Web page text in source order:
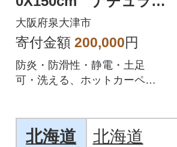
ル 1枚 700044000
大阪府泉大津市
寄付金額 200,000円
防炎・防滑性・静電・土足
可・洗える、ホットカーペッ
北海道 北海道